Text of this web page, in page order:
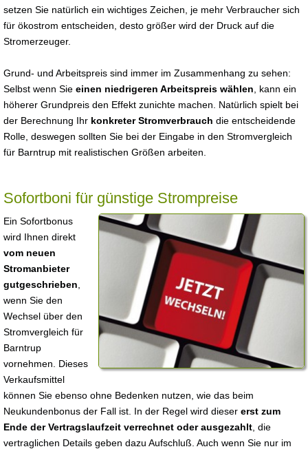
setzen Sie natürlich ein wichtiges Zeichen, je mehr Verbraucher sich
für ökostrom entscheiden, desto größer wird der Druck auf die
Stromerzeuger.
Grund- und Arbeitspreis sind immer im Zusammenhang zu sehen:
Selbst wenn Sie einen niedrigeren Arbeitspreis wählen , kann ein
höherer Grundpreis den Effekt zunichte machen. Natürlich spielt bei
der Berechnung Ihr konkreter Stromverbrauch die entscheidende
Rolle, deswegen sollten Sie bei der Eingabe in den Stromvergleich
für Barntrup mit realistischen Größen arbeiten.
Sofortboni für günstige Strompreise
Ein Sofortbonus
wird Ihnen direkt
vom neuen
Stromanbieter
gutgeschrieben
wenn Sie den
Wechsel über den
Stromvergleich für
Barntrup
vornehmen. Dieses
Verkaufsmittel
können Sie ebenso ohne Bedenken nutzen, wie das beim
Neukundenbonus der Fall ist. In der Regel wird dieser erst zum
Ende der Vertragslaufzeit verrechnet oder ausgezahlt , die
vertraglichen Details geben dazu Aufschluß. Auch wenn Sie nur im